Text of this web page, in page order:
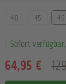
64,95 €
Sofort
Größe
40 45 46